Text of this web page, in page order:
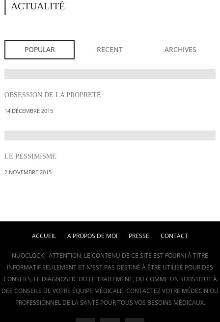
ACTUALITÉ
POPULAR RECENT ARCHIVES
OBSESSION DE LA PROPRETÉ
14 DÉCEMBRE 2015
LE PESSIMISME
2 NOVEMBRE 2015
ACCUEIL A PROPOS DE MOI PRESSE CONTACT
NUOCLOCK - ATTENTION: LE CONTENU DE CE SITE EST FOURNI À TITRE
INFORMATIF SEULEMENT ET N'EST PAS DESTINÉ À ÊTRE UTILISÉ POUR DES
CONSEILS, LE DIAGNOSTIC OU LE TRAITEMENT, OU COMME UN SUBSTITUT À
DES CONSEILS DE VOTRE ÉQUIPE MÉDICALE. CONTACTEZ VOTRE MÉDECIN OU
PROFESSIONNEL DE LA SANTÉ POUR TOUS VOS BESOINS MÉDICAUX.